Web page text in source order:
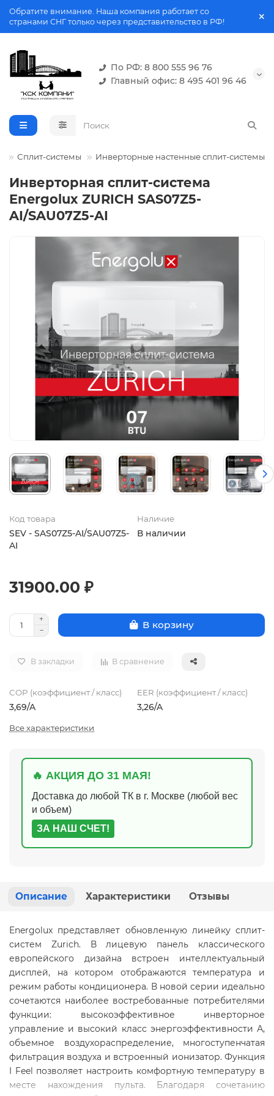
Обратите внимание. Наша компания работает со
странами СНГ только через представительство в РФ!
По РФ: 8 800 555 96 76
Главный офис: 8 495 401 96 46
Сплит-системы Инверторные настенные сплит-системы
Инверторная сплит-система
Energolux ZURICH SAS07Z5-
AI/SAU07Z5-AI
Код товара
SEV - SAS07Z5-AI/SAU07Z5-
AI
Наличие
В наличии
31900.00 ₽
В корзину
В закладки В сравнение
COP (коэффициент / класс)
3,69/A
EER (коэффициент / класс)
3,26/A
Все характеристики
🔥 АКЦИЯ ДО 31 МАЯ!
Доставка до любой ТК в г. Москве (любой вес
и объем)
ЗА НАШ СЧЕТ!
Описание Характеристики Отзывы
Energolux представляет обновленную линейку сплит-
систем Zurich. В лицевую панель классического
европейского дизайна встроен интеллектуальный
дисплей, на котором отображаются температура и
режим работы кондиционера. В новой серии идеально
сочетаются наиболее востребованные потребителями
функции: высокоэффективное инверторное
управление и высокий класс энергоэффективности А,
объемное воздухораспределение, многоступенчатая
фильтрация воздуха и встроенный ионизатор. Функция
I Feel позволяет настроить комфортную температуру в
месте нахождения пульта. Благодаря сочетанию